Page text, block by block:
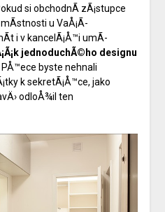
si obchodnÃ­ zÃ¡stupce
u VaÅ¡Ã­
i v kancelÃ¡Å™i umÃ­
jednoduchÃ©ho designu
byste nehnali
k sekretÃ¡Å™ce, jako
odloÅ¾il ten